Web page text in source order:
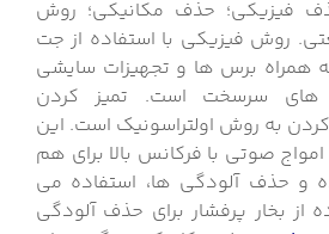
فیزیکی؛ حذف مکانیکی؛ روش
روش فیزیکی با استفاده از جت
همراه برس ها و تجهیزات سایشی
های سرسخت است. تمیز کردن
کردن به روش اولتراسونیک است. این
صوتی با فرکانس بالا برای هم
و حذف آلودگی ها، استفاده می
از بخار پرفشار برای حذف آلودگی